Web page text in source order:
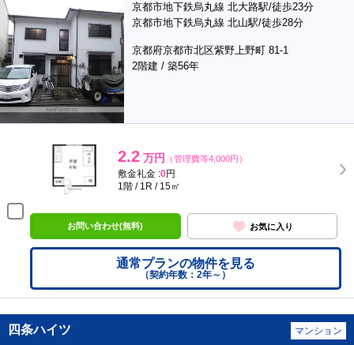
京都市地下鉄烏丸線 北大路駅/徒歩23分
京都市地下鉄烏丸線 北山駅/徒歩28分
京都府京都市北区紫野上野町 81-1
2階建 / 築56年
2.2 万円 （管理費等4,000円）
敷金礼金 :0円
1階 / 1R / 15㎡
お問い合わせ(無料) お気に入り
通常プランの物件を見る
（契約年数：2年～）
四条ハイツ マンション